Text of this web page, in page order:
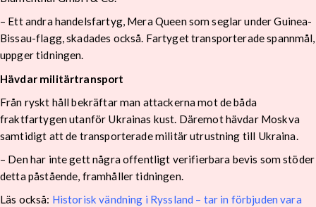
– Ett andra handelsfartyg, Mera Queen som seglar under Guinea-
Bissau-flagg, skadades också. Fartyget transporterade spannmål,
uppger tidningen.
Hävdar militärtransport
Från ryskt håll bekräftar man attackerna mot de båda
fraktfartygen utanför Ukrainas kust. Däremot hävdar Moskva
samtidigt att de transporterade militär utrustning till Ukraina.
– Den har inte gett några offentligt verifierbara bevis som stöder
detta påstående, framhåller tidningen.
Läs också: Historisk vändning i Ryssland – tar in förbjuden vara